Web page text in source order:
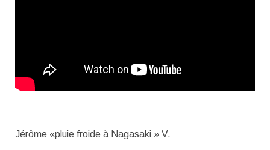
Jérôme «pluie froide à Nagasaki » V.